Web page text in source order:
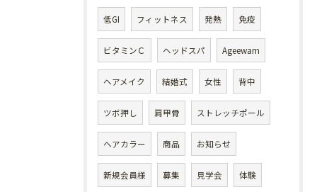
低GI フィットネス 発熱 免疫
ビタミンＣ ヘッドスパ Ageewam
ヘアメイク 結婚式 女性 背中
ツボ押し 肩甲骨 ストレッチポール
ヘアカラー 商品 お知らせ
新規会員様 募集 見学会 体験